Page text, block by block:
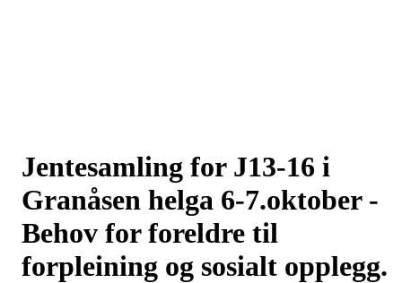
Jentesamling for J13-16 i
Granåsen helga 6-7.oktober -
Behov for foreldre til
forpleining og sosialt opplegg.